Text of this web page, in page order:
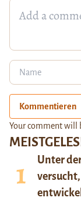
Unter
Kommentieren
Your comment will